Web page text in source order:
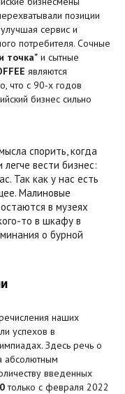
позиции
сервис и
потребителя. Сочные
точка" и сытные
являются
что с 90-х годов
бизнес сильно
спорить, когда
вести бизнес:
Так как у нас есть
Малиновые
в музеях
то в шкафу в
о бурной
наших
успехов в
Здесь речь о
абсолютным
введенных
только с февраля 2022